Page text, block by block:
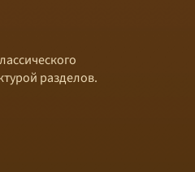
разделов.